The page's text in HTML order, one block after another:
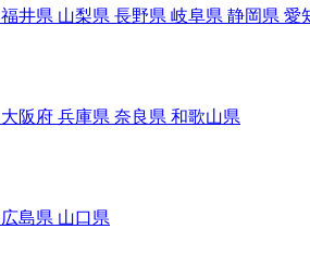
福井県 山梨県 長野県 岐阜県 静岡県 愛
大阪府 兵庫県 奈良県 和歌山県
広島県 山口県